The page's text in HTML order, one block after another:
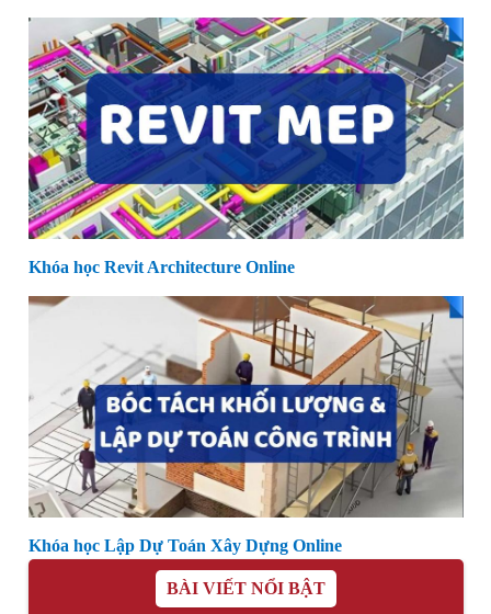
Khóa học Revit Architecture Online
Khóa học Lập Dự Toán Xây Dựng Online
BÀI VIẾT NỔI BẬT